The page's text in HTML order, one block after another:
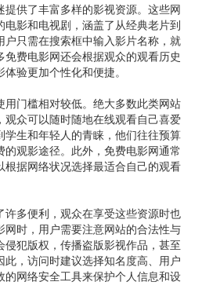
供了丰富多样的影视资源。这些网
影和电视剧，涵盖了从经典老片到
只需在搜索框中输入影片名称，就
费电影网还会根据观众的观看历史
验更加个性化和便捷。
门槛相对较低。绝大多数此类网站
众可以随时随地在线观看自己喜爱
学生和年轻人的青睐，他们往往预算
观影途径。此外，免费电影网通常
据网络状况选择最适合自己的观看
多便利，观众在享受这些资源时也
网时，用户需要注意网站的合法性与
犯版权，传播盗版影视作品，甚至
，访问时建议选择知名度高、用户
网络安全工具来保护个人信息和设